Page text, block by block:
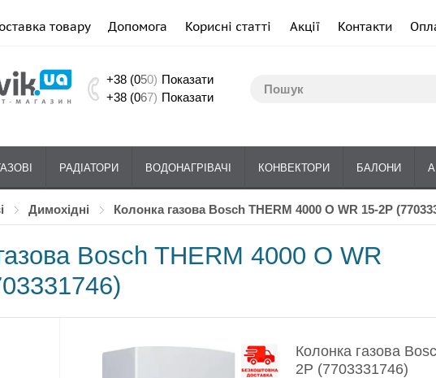
товару Допомога Корисні статті Акції Контакти
+38 (050) Показати
+38 (067) Показати
РАДІАТОРИ ВОДОНАГРІВАЧІ КОНВЕКТОРИ БАЛОНИ
димохідні Колонка газова Bosch THERM 4000 О WR 15-2Р
Bosch THERM 4000 О WR
Колонка газова
2Р (7703331746)